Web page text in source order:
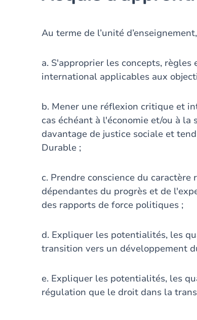
Au terme de l’unité
a. S'approprier les concepts,
international applicables aux
b. Mener une réflexion critique et
cas échéant à l'économie et/ou à
davantage de justice sociale et
Durable ;
c. Prendre conscience du
dépendantes du progrès et de
des rapports de force politiques ;
d. Expliquer les potentialités, les
transition vers un développement
e. Expliquer les potentialités, les
régulation que le droit dans la